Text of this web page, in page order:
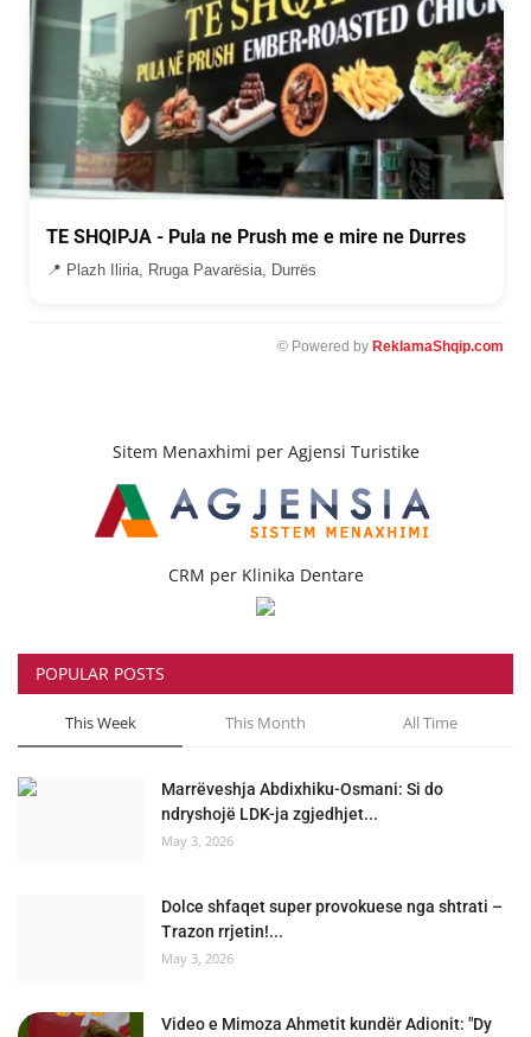
TE SHQIPJA - Pula ne Prush me e mire ne Durres
📍 Plazh Iliria, Rruga Pavarësia, Durrës
© Powered by ReklamaShqip.com
Sitem Menaxhimi per Agjensi Turistike
CRM per Klinika Dentare
POPULAR POSTS
This Week This Month All Time
Marrëveshja Abdixhiku-Osmani: Si do
ndryshojë LDK-ja zgjedhjet...
May 3, 2026
Dolce shfaqet super provokuese nga shtrati –
Trazon rrjetin!...
May 3, 2026
Video e Mimoza Ahmetit kundër Adionit: "Dy